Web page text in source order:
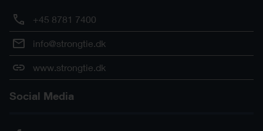
+45 8781 7400
info@strongtie.dk
www.strongtie.dk
Social Media